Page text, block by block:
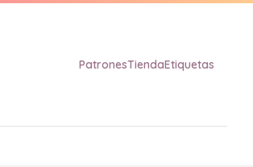
PatronesTiendaEtiquetas